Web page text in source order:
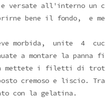
e versate all'interno un
bene il fondo, e
morbida, unite 4
a montare la panna
mettete i filetti di
cremoso e liscio.
con la gelatina.